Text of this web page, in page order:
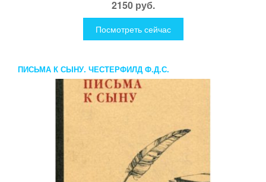
2150 руб.
Посмотреть сейчас
ПИСЬМА К СЫНУ. ЧЕСТЕРФИЛД Ф.Д.С.